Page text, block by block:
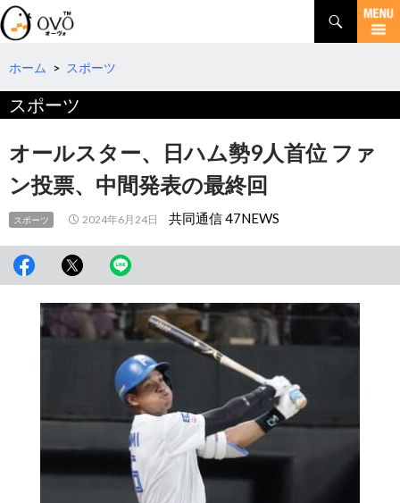
検
索
コ
テ
へ
動
ホーム > スポーツ
スポーツ
オールスター、日ハム勢9人首位 ファ
ン投票、中間発表の最終回
スポーツ 2024年6月24日 共同通信 47NEWS